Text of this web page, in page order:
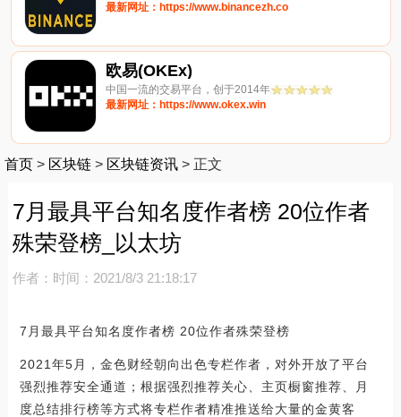
最新网址：https://www.binancezh.co
欧易(OKEx)
中国一流的交易平台，创于2014年
最新网址：https://www.okex.win
首页 > 区块链 > 区块链资讯 > 正文
7月最具平台知名度作者榜 20位作者
殊荣登榜_以太坊
作者： 时间：2021/8/3 21:18:17
7月最具平台知名度作者榜 20位作者殊荣登榜
2021年5月，金色财经朝向出色专栏作者，对外开放了平台
强烈推荐安全通道；根据强烈推荐关心、主页橱窗推荐、月
度总结排行榜等方式将专栏作者精准推送给大量的金黄客